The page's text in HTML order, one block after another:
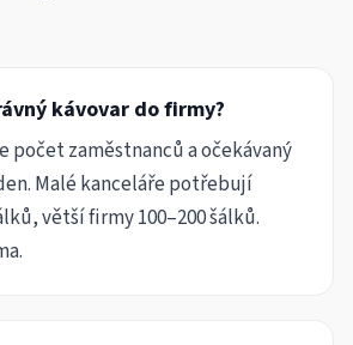
kávovar do firmy?
zaměstnanců a očekávaný
Malé kanceláře potřebují
větší firmy 100–200 šálků.